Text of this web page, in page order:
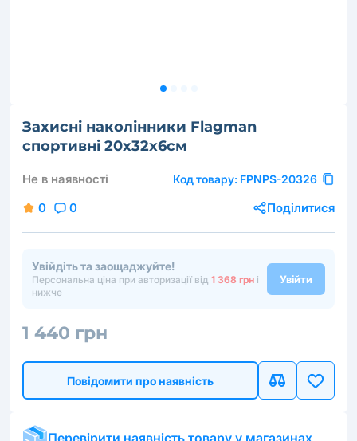
Захисні наколінники Flagman
спортивні 20х32х6см
Не в наявності Код товару: FPNPS-20326
0 0 Поділитися
Увійдіть та заощаджуйте!
Персональна ціна при авторизації від 1 368 грн і
нижче
Увійти
1 440 грн
Повідомити про наявність
Перевірити наявність товару у магазинах